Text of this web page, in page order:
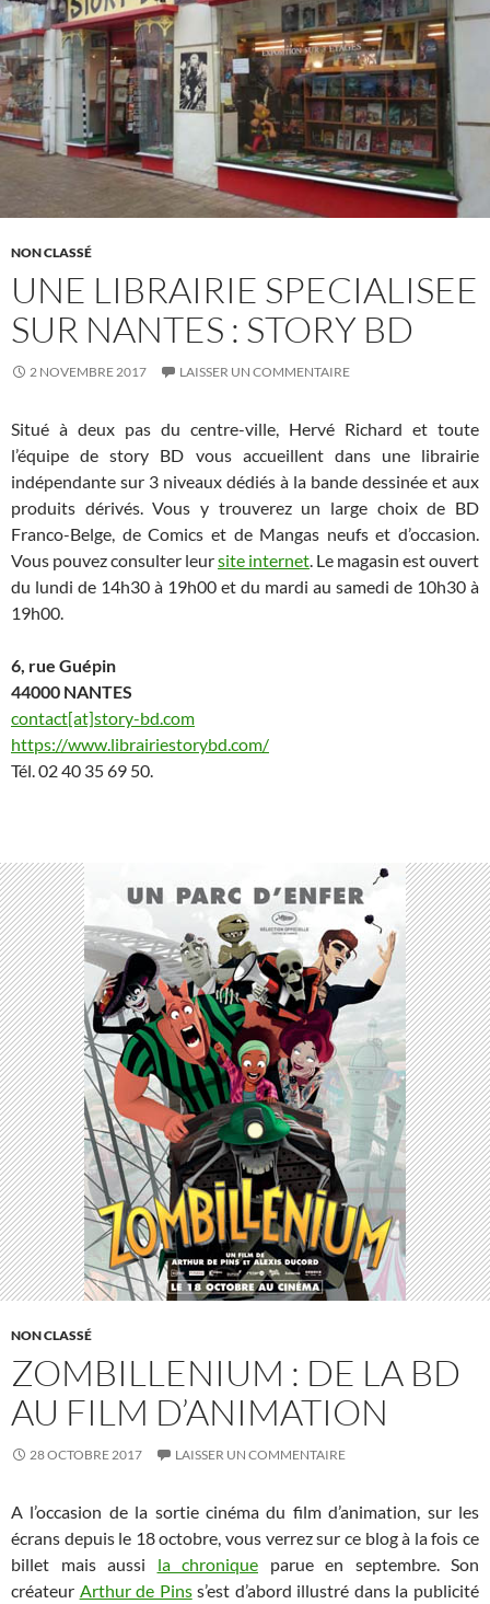
NON CLASSÉ
UNE LIBRAIRIE SPECIALISEE
SUR NANTES : STORY BD
2 NOVEMBRE 2017 LAISSER UN COMMENTAIRE
Situé à deux pas du centre-ville, Hervé Richard et toute
l’équipe de story BD vous accueillent dans une librairie
indépendante sur 3 niveaux dédiés à la bande dessinée et aux
produits dérivés. Vous y trouverez un large choix de BD
Franco-Belge, de Comics et de Mangas neufs et d’occasion.
Vous pouvez consulter leursite internet. Le magasin est ouvert
du lundi de 14h30 à 19h00 et du mardi au samedi de 10h30 à
19h00.
6, rue Guépin
44000 NANTES
contact[at]story-bd.com
https://www.librairiestorybd.com/
Tél. 02 40 35 69 50.
NON CLASSÉ
ZOMBILLENIUM : DE LA BD
AU FILM D’ANIMATION
28 OCTOBRE 2017 LAISSER UN COMMENTAIRE
A l’occasion de la sortie cinéma du film d’animation, sur les
écrans depuis le 18 octobre, vous verrez sur ce blog à la fois ce
billet mais aussi la chronique parue en septembre. Son
créateur Arthur de Pinss’est d’abord illustré dans la publicité